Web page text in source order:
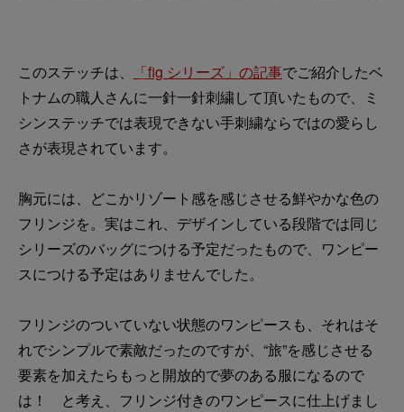
このステッチは、 「fig シリーズ」の記事でご紹介したベ
トナムの職人さんに一針一針刺繍して頂いたもので、ミ
シンステッチでは表現できない手刺繍ならではの愛らし
さが表現されています。
胸元には、どこかリゾート感を感じさせる鮮やかな色の
フリンジを。実はこれ、デザインしている段階では同じ
シリーズのバッグにつける予定だったもので、ワンピー
スにつける予定はありませんでした。
フリンジのついていない状態のワンピースも、それはそ
れでシンプルで素敵だったのですが、“旅”を感じさせる
要素を加えたらもっと開放的で夢のある服になるので
は！ と考え、フリンジ付きのワンピースに仕上げまし